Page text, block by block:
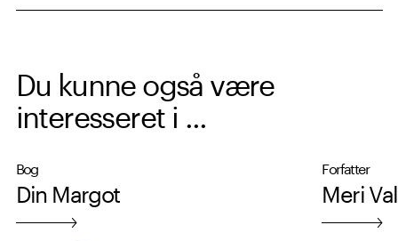
Du kunne også være
interesseret i ...
Bog
Din Margot
Forfatter
Meri